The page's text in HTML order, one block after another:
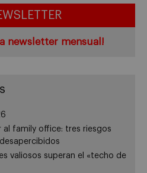
newsletter mensual!
al family office: tres riesgos
valiosos superan el «techo de